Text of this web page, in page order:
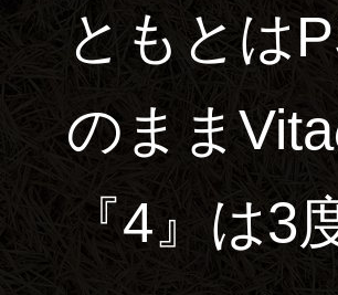
ともとは
のまま
『4』は3